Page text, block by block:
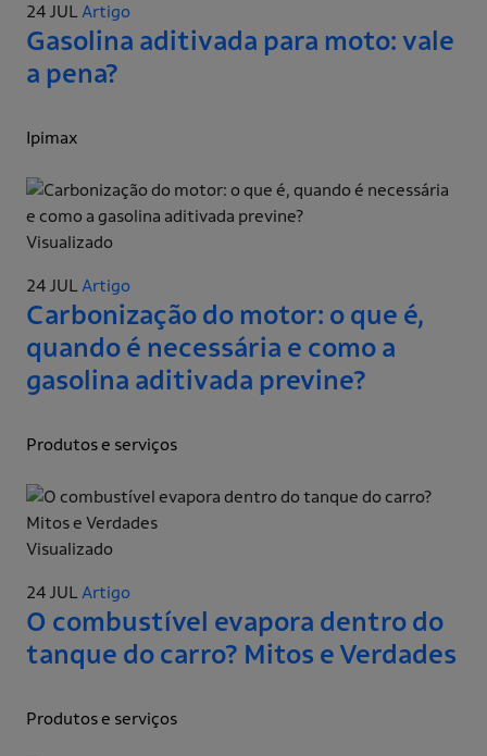
24 JULArtigo
Gasolina aditivada para moto: vale
a pena?
Ipimax
Visualizado
24 JULArtigo
Carbonização do motor: o que é,
quando é necessária e como a
gasolina aditivada previne?
Produtos e serviços
Visualizado
24 JULArtigo
O combustível evapora dentro do
tanque do carro? Mitos e Verdades
Produtos e serviços